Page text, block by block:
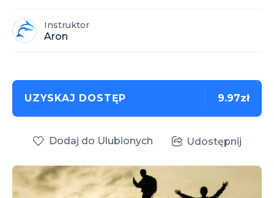
Instruktor
Aron
UZYSKAJ DOSTĘP 9.97zł
Dodaj do Ulubionych Udostępnij